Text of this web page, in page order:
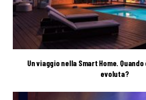
Un viaggio nella Smart Home.
evoluta?